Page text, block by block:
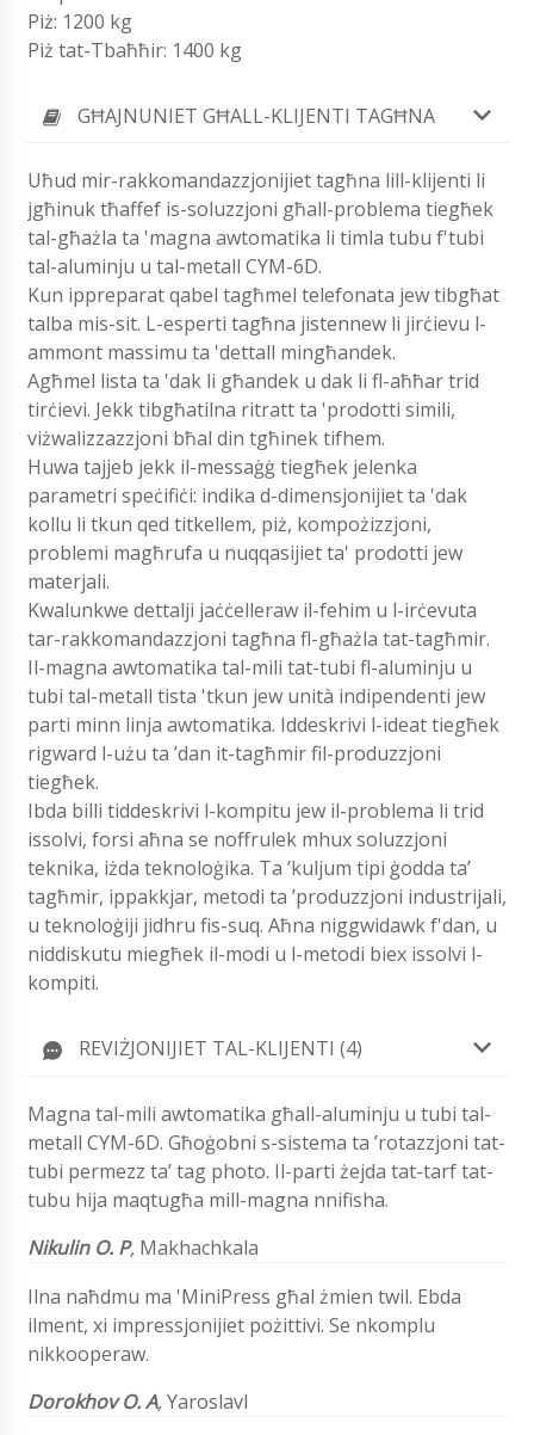
Piż: 1200 kg
Piż tat-Tbaħħir: 1400 kg
GĦAJNUNIET GĦALL-KLIJENTI TAGĦNA
Uħud mir-rakkomandazzjonijiet tagħna lill-klijenti li
jgħinuk tħaffef is-soluzzjoni għall-problema tiegħek
tal-għażla ta 'magna awtomatika li timla tubu f'tubi
tal-aluminju u tal-metall CYM-6D.
Kun ippreparat qabel tagħmel telefonata jew tibgħat
talba mis-sit. L-esperti tagħna jistennew li jirċievu l-
ammont massimu ta 'dettall mingħandek.
Agħmel lista ta 'dak li għandek u dak li fl-aħħar trid
tirċievi. Jekk tibgħatilna ritratt ta 'prodotti simili,
viżwalizzazzjoni bħal din tgħinek tifhem.
Huwa tajjeb jekk il-messaġġ tiegħek jelenka
parametri speċifiċi: indika d-dimensjonijiet ta 'dak
kollu li tkun qed titkellem, piż, kompożizzjoni,
problemi magħrufa u nuqqasijiet ta' prodotti jew
materjali.
Kwalunkwe dettalji jaċċelleraw il-fehim u l-irċevuta
tar-rakkomandazzjoni tagħna fl-għażla tat-tagħmir.
Il-magna awtomatika tal-mili tat-tubi fl-aluminju u
tubi tal-metall tista 'tkun jew unità indipendenti jew
parti minn linja awtomatika. Iddeskrivi l-ideat tiegħek
rigward l-użu ta ’dan it-tagħmir fil-produzzjoni
tiegħek.
Ibda billi tiddeskrivi l-kompitu jew il-problema li trid
issolvi, forsi aħna se noffrulek mhux soluzzjoni
teknika, iżda teknoloġika. Ta ’kuljum tipi ġodda ta’
tagħmir, ippakkjar, metodi ta ’produzzjoni industrijali,
u teknoloġiji jidhru fis-suq. Aħna niggwidawk f'dan, u
niddiskutu miegħek il-modi u l-metodi biex issolvi l-
kompiti.
REVIŻJONIJIET TAL-KLIJENTI (4)
Magna tal-mili awtomatika għall-aluminju u tubi tal-
metall CYM-6D. Għoġobni s-sistema ta ’rotazzjoni tat-
tubi permezz ta’ tag photo. Il-parti żejda tat-tarf tat-
tubu hija maqtugħa mill-magna nnifisha.
Nikulin O. P, Makhachkala
Ilna naħdmu ma 'MiniPress għal żmien twil. Ebda
ilment, xi impressjonijiet pożittivi. Se nkomplu
nikkooperaw.
Dorokhov O. A,Yaroslavl